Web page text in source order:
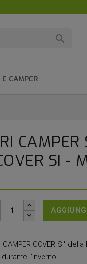

CAMPER
CAMPER
SI -
COVER SI"
l'inverno.